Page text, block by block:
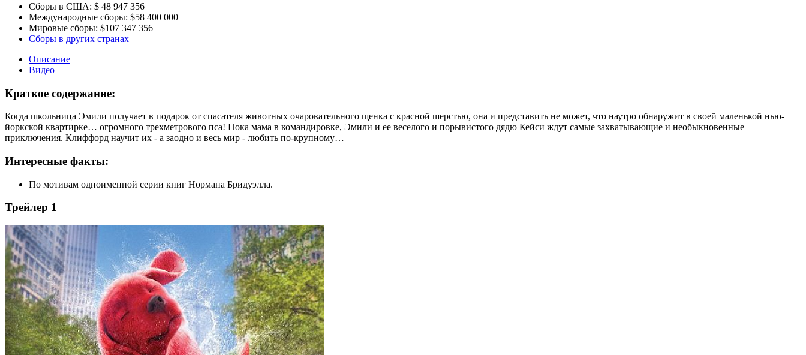
Сборы в США: $ 48 947 356
Международные сборы: $58 400 000
Мировые сборы: $107 347 356
Сборы в других странах
Описание
Видео
Краткое содержание:
Когда школьница Эмили получает в подарок от спасателя животных очаровательного щенка с красной шерстью, она и представить не может, что наутро обнаружит в своей маленькой нью-
йоркской квартирке… огромного трехметрового пса! Пока мама в командировке, Эмили и ее веселого и порывистого дядю Кейси ждут самые захватывающие и необыкновенные
приключения. Клиффорд научит их - а заодно и весь мир - любить по-крупному…
Интересные факты:
По мотивам одноименной серии книг Нормана Бридуэлла.
Трейлер 1